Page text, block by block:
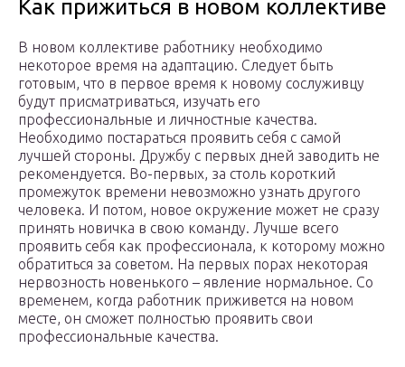
Как прижиться в новом коллективе
В новом коллективе работнику необходимо
некоторое время на адаптацию. Следует быть
готовым, что в первое время к новому сослуживцу
будут присматриваться, изучать его
профессиональные и личностные качества.
Необходимо постараться проявить себя с самой
лучшей стороны. Дружбу с первых дней заводить не
рекомендуется. Во-первых, за столь короткий
промежуток времени невозможно узнать другого
человека. И потом, новое окружение может не сразу
принять новичка в свою команду. Лучше всего
проявить себя как профессионала, к которому можно
обратиться за советом. На первых порах некоторая
нервозность новенького – явление нормальное. Со
временем, когда работник приживется на новом
месте, он сможет полностью проявить свои
профессиональные качества.